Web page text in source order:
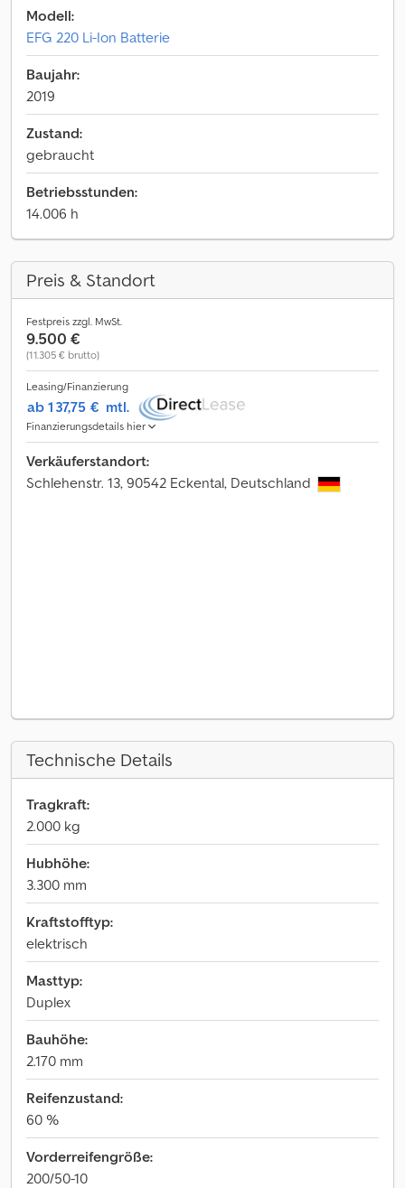
Modell:
EFG 220 Li-Ion Batterie
Baujahr:
2019
Zustand:
gebraucht
Betriebsstunden:
14.006 h
Preis & Standort
Festpreis zzgl. MwSt.
9.500 €
(11.305 € brutto)
Leasing/Finanzierung
ab 137,75 € mtl.
Finanzierungsdetails hier
Verkäuferstandort:
Schlehenstr. 13, 90542 Eckental, Deutschland
Technische Details
Tragkraft:
2.000 kg
Hubhöhe:
3.300 mm
Kraftstofftyp:
elektrisch
Masttyp:
Duplex
Bauhöhe:
2.170 mm
Reifenzustand:
60 %
Vorderreifengröße:
200/50-10